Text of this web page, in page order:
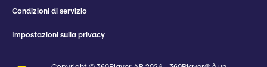
Condizioni di servizio
Impostazioni sulla privacy